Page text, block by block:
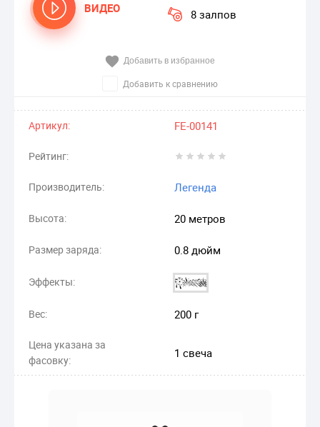
ВИДЕО 8 залпов
Добавить в избранное
Добавить к сравнению
Артикул: FE-00141
Рейтинг:
Производитель: Легенда
Высота: 20 метров
Размер заряда: 0.8 дюйм
Эффекты:
Вес: 200 г
Цена указана за
фасовку:
1 свеча